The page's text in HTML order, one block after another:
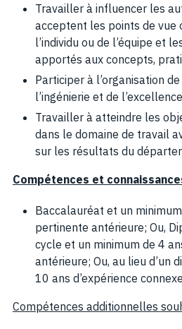
Travailler à influencer les
acceptent les points de vue
l’individu ou de l’équipe et
apportés aux concepts,
Participer à l’organisation
l’ingénierie et de
Travailler à atteindre les
dans le domaine de travail
sur les résultats du
Compétences et
Baccalauréat et un
pertinente antérieure; Ou,
cycle et un minimum de 4
antérieure; Ou, au lieu d’un
10 ans d’expérience
Compétences additionnelles